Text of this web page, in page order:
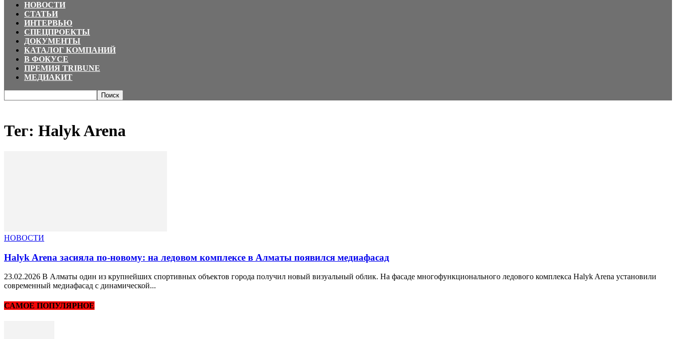
НОВОСТИ
СТАТЬИ
ИНТЕРВЬЮ
СПЕЦПРОЕКТЫ
ДОКУМЕНТЫ
КАТАЛОГ КОМПАНИЙ
В ФОКУСЕ
ПРЕМИЯ TRIBUNE
МЕДИАКИТ
Тег: Halyk Arena
НОВОСТИ
Halyk Arena засияла по-новому: на ледовом комплексе в Алматы появился медиафасад
23.02.2026 В Алматы один из крупнейших спортивных объектов города получил новый визуальный облик. На фасаде многофункционального ледового комплекса Halyk Arena установили
современный медиафасад с динамической...
САМОЕ ПОПУЛЯРНОЕ